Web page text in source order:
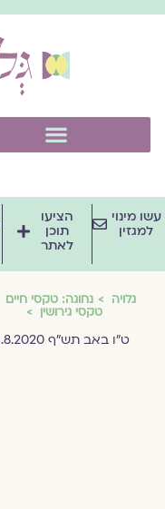
לתוכן
עשו מינוי
למגזין
הציעו
תוכן
לאתר
גלויה נחוגה: טקסי חיים
טקסי גירושין
ט"ו באב תש"ף 5.8.2020